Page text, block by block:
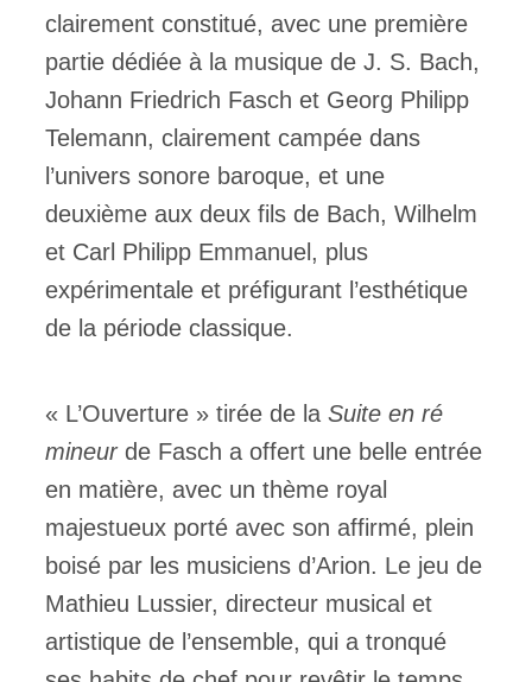
clairement constitué, avec une première
partie dédiée à la musique de J. S. Bach,
Johann Friedrich Fasch et Georg Philipp
Telemann, clairement campée dans
l’univers sonore baroque, et une
deuxième aux deux fils de Bach, Wilhelm
et Carl Philipp Emmanuel, plus
expérimentale et préfigurant l’esthétique
de la période classique.
« L’Ouverture » tirée de la Suite en ré
mineurde Fasch a offert une belle entrée
en matière, avec un thème royal
majestueux porté avec son affirmé, plein
boisé par les musiciens d’Arion. Le jeu de
Mathieu Lussier, directeur musical et
artistique de l’ensemble, qui a tronqué